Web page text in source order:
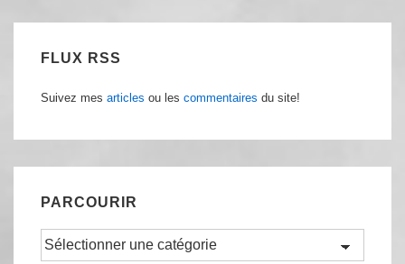
FLUX RSS
Suivez mes articles ou les commentaires du site!
PARCOURIR
Parcourir